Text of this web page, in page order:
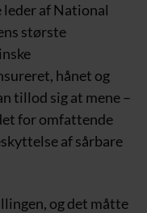
af National
største
hånet og
tillod sig at mene –
for omfattende
af sårbare
og det måtte